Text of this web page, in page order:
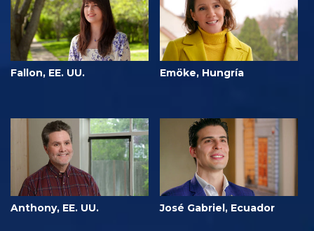
Fallon, EE. UU. Emöke, Hungría
Anthony, EE. UU. José Gabriel, Ecuador